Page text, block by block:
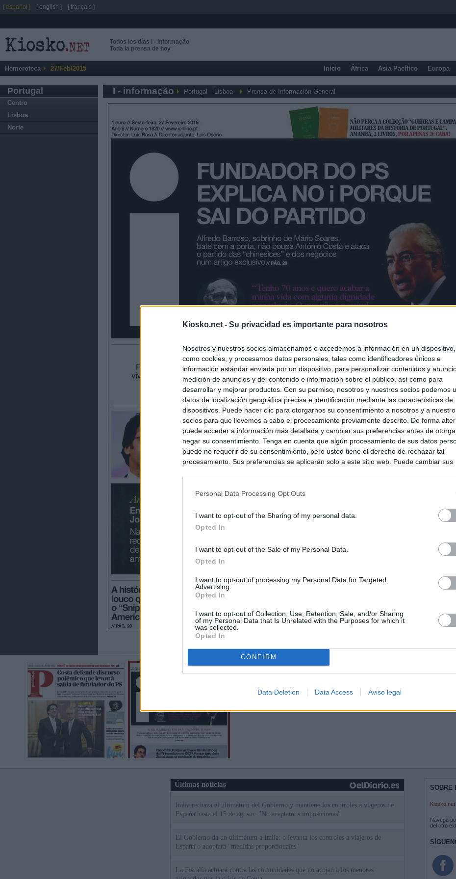
Kiosko.net - Su privacidad es importante para nosotros
Nosotros y nuestros socios almacenamos o accedemos a información en un
como cookies, y procesamos datos personales, tales como identificadores únicos e
información estándar enviada por un dispositivo, para personalizar contenidos y
medición de anuncios y del contenido e información sobre el público, así como para
desarrollar y mejorar productos. Con su permiso, nosotros y nuestros socios podemos
datos de localización geográfica precisa e identificación mediante las características de
dispositivos. Puede hacer clic para otorgarnos su consentimiento a nosotros y a
socios para que llevemos a cabo el procesamiento previamente descrito. De forma
puede acceder a información más detallada y cambiar sus preferencias antes de
negar su consentimiento. Tenga en cuenta que algún procesamiento de sus datos
puede no requerir de su consentimiento, pero usted tiene el derecho de rechazar tal
procesamiento. Sus preferencias se aplicarán solo a este sitio web. Puede cambiar sus
Personal Data Processing Opt Outs
I want to opt-out of the Sharing of my personal data.
Opted In
I want to opt-out of the Sale of my Personal Data.
Opted In
I want to opt-out of processing my Personal Data for Targeted
Advertising.
Opted In
I want to opt-out of Collection, Use, Retention, Sale, and/or Sharing
of my Personal Data that Is Unrelated with the Purposes for which it
was collected.
Opted In
CONFIRM
Data Deletion Data Access Aviso legal
Todos los días I - informação
Toda la prensa de hoy
Hemeroteca 27/Feb/2015 Inicio África Asia-Pacífico Europa
Portugal
Centro
Lisboa
Norte
I - informação Portugal Lisboa Prensa de Información General
Últimas noticias
Italia rechaza el ultimátum del Gobierno y mantiene los controles a viajeros de
España hasta el 15 de agosto: "No aceptamos imposiciones"
El Gobierno da un ultimátum a Italia: o levanta los controles a viajeros de
España o adoptará "medidas proporcionales"
La Fiscalía actuará contra las comunidades que no acojan a los menores
SOBRE
Kiosko.net
Navega
del otro
[ español ] [ english ] [ français ]